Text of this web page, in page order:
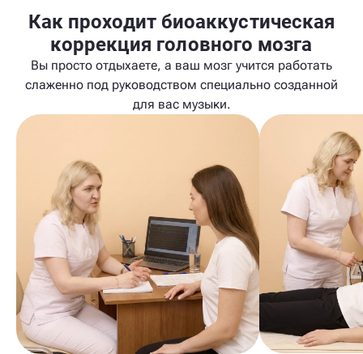
Как проходит биоаккустическая
коррекция головного мозга
Вы просто отдыхаете, а ваш мозг учится работать
слаженно под руководством специально созданной
для вас музыки.